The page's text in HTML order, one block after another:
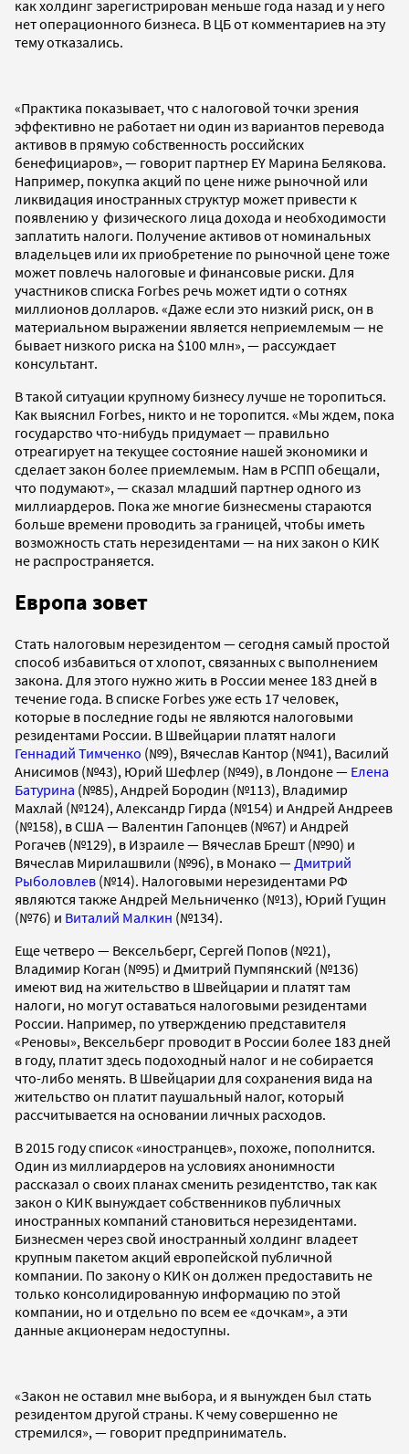
как холдинг зарегистрирован меньше года назад и у него
нет операционного бизнеса. В ЦБ от комментариев на эту
тему отказались.
«Практика показывает, что с налоговой точки зрения
эффективно не работает ни один из вариантов перевода
активов в прямую собственность российских
бенефициаров», — говорит партнер EY Марина Белякова.
Например, покупка акций по цене ниже рыночной или
ликвидация иностранных структур может привести к
появлению у физического лица дохода и необходимости
заплатить налоги. Получение активов от номинальных
владельцев или их приобретение по рыночной цене тоже
может повлечь налоговые и финансовые риски. Для
участников списка Forbes речь может идти о сотнях
миллионов долларов. «Даже если это низкий риск, он в
материальном выражении является неприемлемым — не
бывает низкого риска на $100 млн», — рассуждает
консультант.
В такой ситуации крупному бизнесу лучше не торопиться.
Как выяснил Forbes, никто и не торопится. «Мы ждем, пока
государство что-нибудь придумает — правильно
отреагирует на текущее состояние нашей экономики и
сделает закон более приемлемым. Нам в РСПП обещали,
что подумают», — сказал младший партнер одного из
миллиардеров. Пока же многие бизнесмены стараются
больше времени проводить за границей, чтобы иметь
возможность стать нерезидентами — на них закон о КИК
не распространяется.
Европа зовет
Стать налоговым нерезидентом — сегодня самый простой
способ избавиться от хлопот, связанных с выполнением
закона. Для этого нужно жить в России менее 183 дней в
течение года. В списке Forbes уже есть 17 человек,
которые в последние годы не являются налоговыми
резидентами России. В Швейцарии платят налоги
Геннадий Тимченко (№9), Вячеслав Кантор (№41), Василий
Анисимов (№43), Юрий Шефлер (№49), в Лондоне — Елена
Батурина (№85), Андрей Бородин (№113), Владимир
Махлай (№124), Александр Гирда (№154) и Андрей Андреев
(№158), в США — Валентин Гапонцев (№67) и Андрей
Рогачев (№129), в Израиле — Вячеслав Брешт (№90) и
Вячеслав Мирилашвили (№96), в Монако — Дмитрий
Рыболовлев (№14). Налоговыми нерезидентами РФ
являются также Андрей Мельниченко (№13), Юрий Гущин
(№76) и Виталий Малкин (№134).
Еще четверо — Вексельберг, Сергей Попов (№21),
Владимир Коган (№95) и Дмитрий Пумпянский (№136)
имеют вид на жительство в Швейцарии и платят там
налоги, но могут оставаться налоговыми резидентами
России. Например, по утверждению представителя
«Реновы», Вексельберг проводит в России более 183 дней
в году, платит здесь подоходный налог и не собирается
что-либо менять. В Швейцарии для сохранения вида на
жительство он платит паушальный налог, который
рассчитывается на основании личных расходов.
В 2015 году список «иностранцев», похоже, пополнится.
Один из миллиардеров на условиях анонимности
рассказал о своих планах сменить резидентство, так как
закон о КИК вынуждает собственников публичных
иностранных компаний становиться нерезидентами.
Бизнесмен через свой иностранный холдинг владеет
крупным пакетом акций европейской публичной
компании. По закону о КИК он должен предоставить не
только консолидированную информацию по этой
компании, но и отдельно по всем ее «дочкам», а эти
данные акционерам недоступны.
«Закон не оставил мне выбора, и я вынужден был стать
резидентом другой страны. К чему совершенно не
стремился», — говорит предприниматель.